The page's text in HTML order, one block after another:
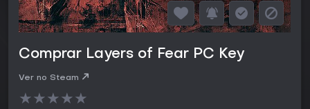
Comprar Layers of Fear PC Key
Ver no Steam
★★★★★